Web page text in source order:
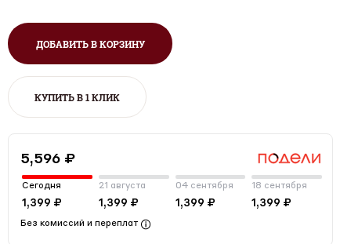
ДОБАВИТЬ В КОРЗИНУ
КУПИТЬ В 1 КЛИК
5,596 ₽
Сегодня
1,399 ₽
21 августа
1,399 ₽
04 сентября
1,399 ₽
18 сентября
1,399 ₽
Без комиссий и переплат